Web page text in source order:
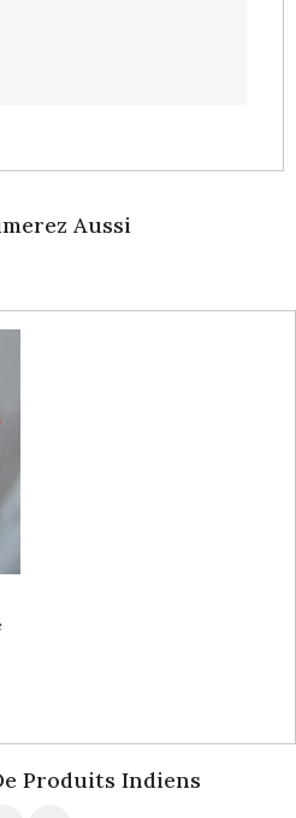
Aussi
Produits Indiens